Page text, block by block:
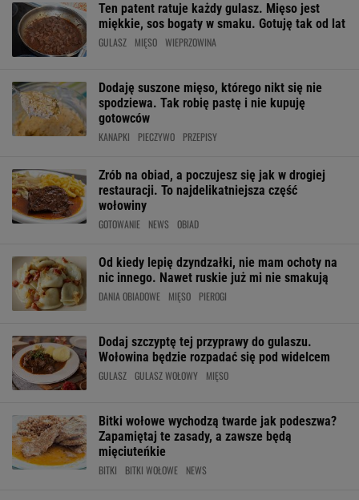
Ten patent ratuje każdy gulasz. Mięso jest
miękkie, sos bogaty w smaku. Gotuję tak od lat
GULASZ MIĘSO WIEPRZOWINA
Dodaję suszone mięso, którego nikt się nie
spodziewa. Tak robię pastę i nie kupuję
gotowców
KANAPKI PIECZYWO PRZEPISY
Zrób na obiad, a poczujesz się jak w drogiej
restauracji. To najdelikatniejsza część
wołowiny
GOTOWANIE NEWS OBIAD
Od kiedy lepię dzyndzałki, nie mam ochoty na
nic innego. Nawet ruskie już mi nie smakują
DANIA OBIADOWE MIĘSO PIEROGI
Dodaj szczyptę tej przyprawy do gulaszu.
Wołowina będzie rozpadać się pod widelcem
GULASZ GULASZ WOŁOWY MIĘSO
Bitki wołowe wychodzą twarde jak podeszwa?
Zapamiętaj te zasady, a zawsze będą
mięciuteńkie
BITKI BITKI WOŁOWE NEWS